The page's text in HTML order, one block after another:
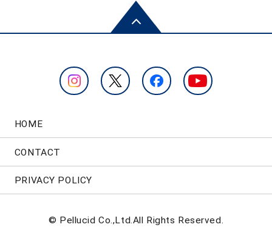
HOME
CONTACT
PRIVACY POLICY
© Pellucid Co.,Ltd.All Rights Reserved.